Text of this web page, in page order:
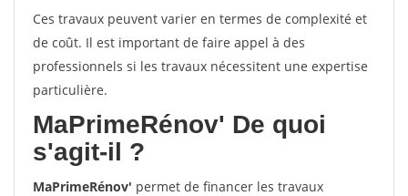
Ces travaux peuvent varier en termes de complexité et
de coût. Il est important de faire appel à des
professionnels si les travaux nécessitent une expertise
particulière.
MaPrimeRénov' De quoi
s'agit-il ?
MaPrimeRénov' permet de financer les travaux